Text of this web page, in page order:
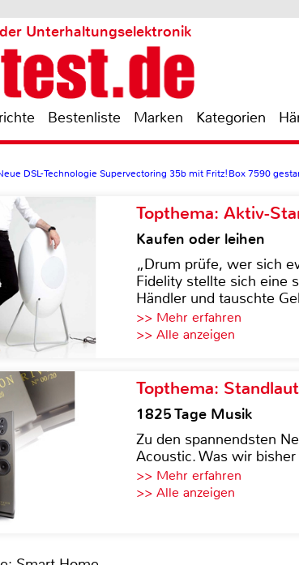
Unterhaltungselektronik
Bestenliste Marken Kategorien
DSL-Technologie Supervectoring 35b mit Fritz!Box 7590
Topthema: Aktiv-
Kaufen oder leihen
„Drum prüfe, wer sich
Fidelity stellte sich eine
Händler und tauschte
>> Mehr erfahren
>> Alle anzeigen
Topthema:
1825 Tage Musik
Zu den spannendsten
Acoustic. Was wir
>> Mehr erfahren
>> Alle anzeigen